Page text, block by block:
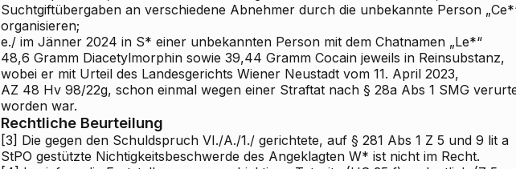
Suchtgiftübergaben an verschiedene Abnehmer durch die unbekannte Person
organisieren;
e./ im Jänner 2024 in S* einer unbekannten Person mit dem Chatnamen „Le*“
48,6 Gramm Diacetylmorphin sowie 39,44 Gramm Cocain jeweils in Reinsubstanz,
wobei er mit Urteil des Landesgerichts Wiener Neustadt vom 11. April 2023,
AZ 48 Hv 98/22g, schon einmal wegen einer Straftat nach § 28a Abs 1 SMG
worden war.
Rechtliche Beurteilung
[3] Die gegen den Schuldspruch VI./A./1./ gerichtete, auf § 281 Abs 1 Z 5 und 9 lit a
StPO gestützte Nichtigkeitsbeschwerde des Angeklagten W* ist nicht im Recht.